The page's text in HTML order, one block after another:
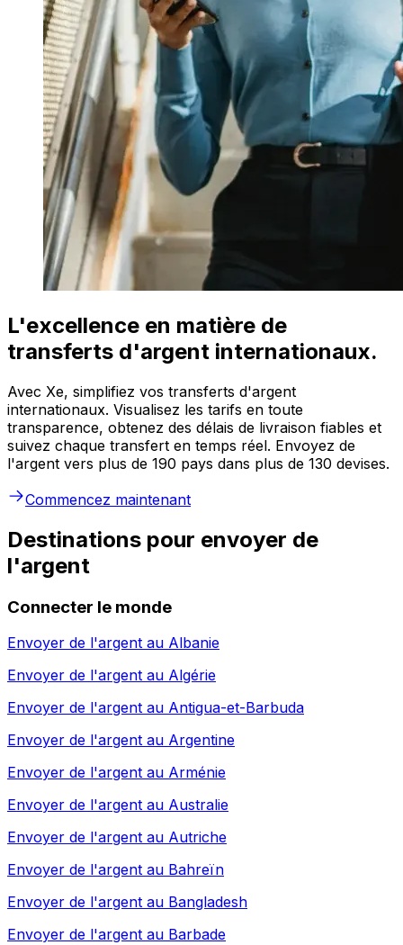
L'excellence en matière de
transferts d'argent internationaux.
Avec Xe, simplifiez vos transferts d'argent
internationaux. Visualisez les tarifs en toute
transparence, obtenez des délais de livraison fiables et
suivez chaque transfert en temps réel. Envoyez de
l'argent vers plus de 190 pays dans plus de 130 devises.
Commencez maintenant
Destinations pour envoyer de
l'argent
Connecter le monde
Envoyer de l'argent au Albanie
Envoyer de l'argent au Algérie
Envoyer de l'argent au Antigua-et-Barbuda
Envoyer de l'argent au Argentine
Envoyer de l'argent au Arménie
Envoyer de l'argent au Australie
Envoyer de l'argent au Autriche
Envoyer de l'argent au Bahreïn
Envoyer de l'argent au Bangladesh
Envoyer de l'argent au Barbade